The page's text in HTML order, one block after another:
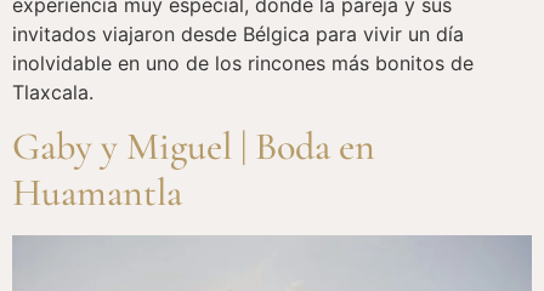
invitados viajaron desde Bélgica para vivir un día
inolvidable en uno de los rincones más bonitos de
Tlaxcala.
Gaby y Miguel | Boda en
Huamantla